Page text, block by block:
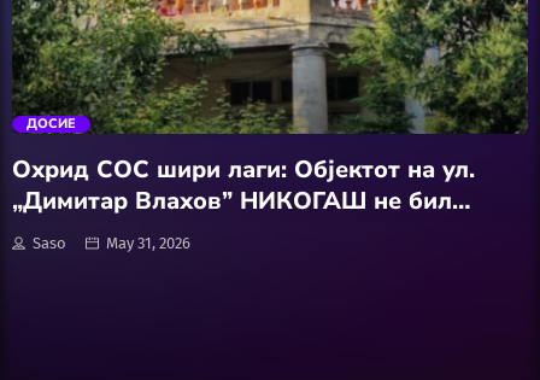
АвтоКлуб
Балкан
Бизнис
ДОСИЕ
Охрид СОС шири лаги: Објектот на ул.
„Димитар Влахов” НИКОГАШ не бил
споменик на културата”
Saso May 31, 2026